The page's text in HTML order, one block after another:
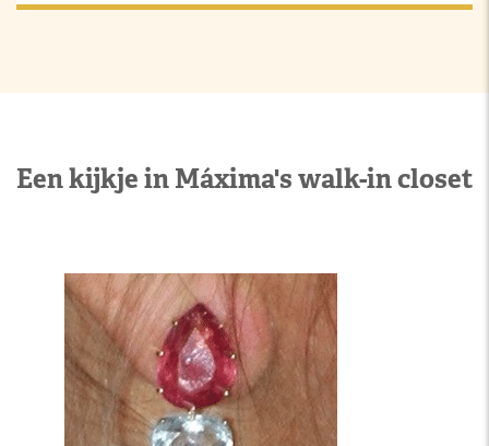
Een kijkje in Máxima's walk-in closet